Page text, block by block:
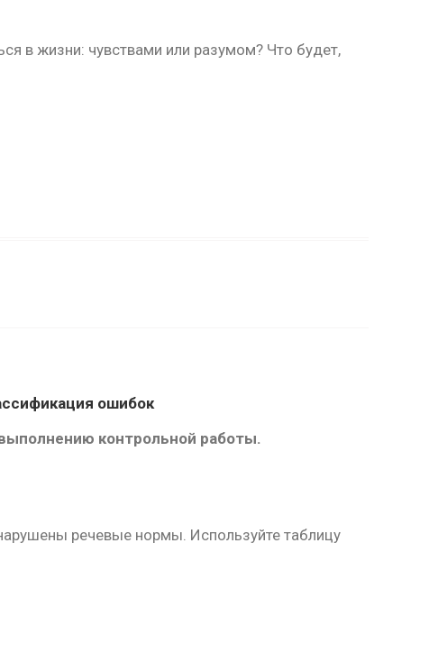
в жизни: чувствами или разумом? Что будет,
ошибок
контрольной работы.
речевые нормы. Используйте таблицу